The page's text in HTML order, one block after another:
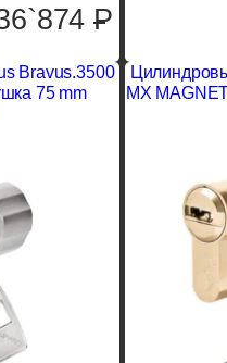
P
Bravus.3500
75 mm
MX